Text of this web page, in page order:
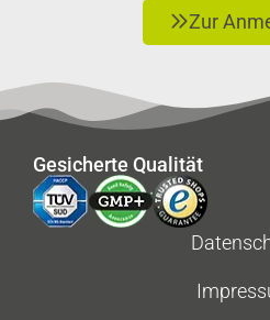
Zur
Gesicherte Qualität